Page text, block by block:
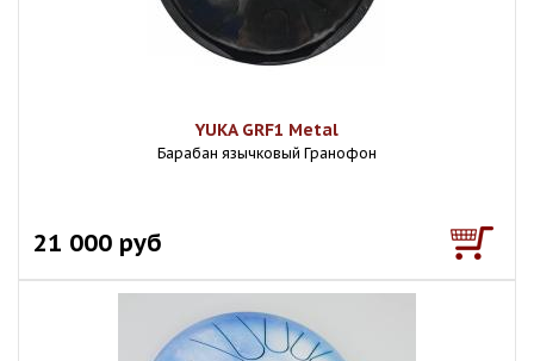
YUKA GRF1 Metal
Барабан язычковый Гранофон
21 000 руб